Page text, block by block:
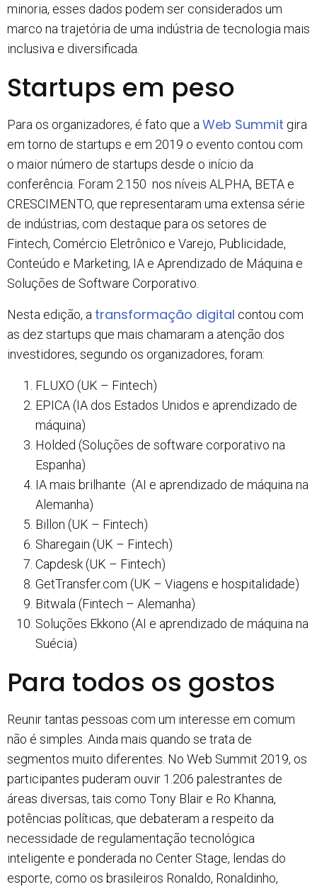
minoria, esses dados podem ser considerados um
marco na trajetória de uma indústria de tecnologia mais
inclusiva e diversificada.
Startups em peso
Para os organizadores, é fato que a Web Summit gira
em torno de startups e em 2019 o evento contou com
o maior número de startups desde o início da
conferência. Foram 2.150 nos níveis ALPHA, BETA e
CRESCIMENTO, que representaram uma extensa série
de indústrias, com destaque para os setores de
Fintech, Comércio Eletrônico e Varejo, Publicidade,
Conteúdo e Marketing, IA e Aprendizado de Máquina e
Soluções de Software Corporativo.
Nesta edição, a transformação digital contou com
as dez startups que mais chamaram a atenção dos
investidores, segundo os organizadores, foram:
FLUXO (UK – Fintech)
EPICA (IA dos Estados Unidos e aprendizado de
máquina)
Holded (Soluções de software corporativo na
Espanha)
IA mais brilhante (AI e aprendizado de máquina na
Alemanha)
Billon (UK – Fintech)
Sharegain (UK – Fintech)
Capdesk (UK – Fintech)
GetTransfer.com (UK – Viagens e hospitalidade)
Bitwala (Fintech – Alemanha)
Soluções Ekkono (AI e aprendizado de máquina na
Suécia)
Para todos os gostos
Reunir tantas pessoas com um interesse em comum
não é simples. Ainda mais quando se trata de
segmentos muito diferentes. No Web Summit 2019, os
participantes puderam ouvir 1.206 palestrantes de
áreas diversas, tais como Tony Blair e Ro Khanna,
potências políticas, que debateram a respeito da
necessidade de regulamentação tecnológica
inteligente e ponderada no Center Stage, lendas do
esporte, como os brasileiros Ronaldo, Ronaldinho,